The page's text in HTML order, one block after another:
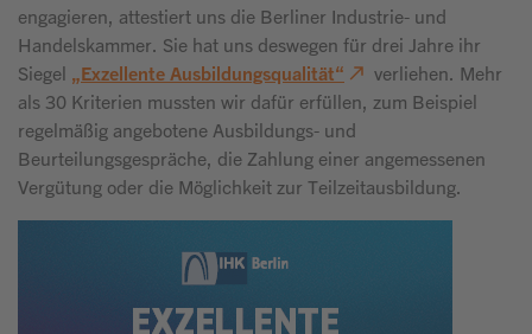
engagieren, attestiert uns die Berliner Industrie- und
Handelskammer. Sie hat uns deswegen für drei Jahre ihr
Siegel „Exzellente Ausbildungsqualität“
verliehen. Mehr
als 30 Kriterien mussten wir dafür erfüllen, zum Beispiel
regelmäßig angebotene Ausbildungs- und
Beurteilungsgespräche, die Zahlung einer angemessenen
Vergütung oder die Möglichkeit zur Teilzeitausbildung.